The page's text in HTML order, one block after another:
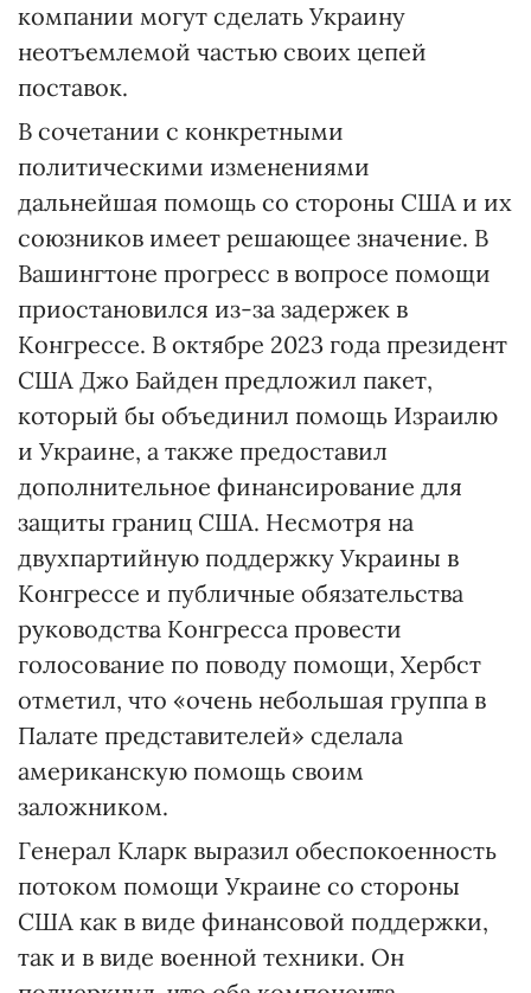
компании могут сделать Украину
неотъемлемой частью своих цепей
поставок.
В сочетании с конкретными
политическими изменениями
дальнейшая помощь со стороны США и их
союзников имеет решающее значение. В
Вашингтоне прогресс в вопросе помощи
приостановился из-за задержек в
Конгрессе. В октябре 2023 года президент
США Джо Байден предложил пакет,
который бы объединил помощь Израилю
и Украине, а также предоставил
дополнительное финансирование для
защиты границ США. Несмотря на
двухпартийную поддержку Украины в
Конгрессе и публичные обязательства
руководства Конгресса провести
голосование по поводу помощи, Хербст
отметил, что «очень небольшая группа в
Палате представителей» сделала
американскую помощь своим
заложником.
Генерал Кларк выразил обеспокоенность
потоком помощи Украине со стороны
США как в виде финансовой поддержки,
так и в виде военной техники. Он